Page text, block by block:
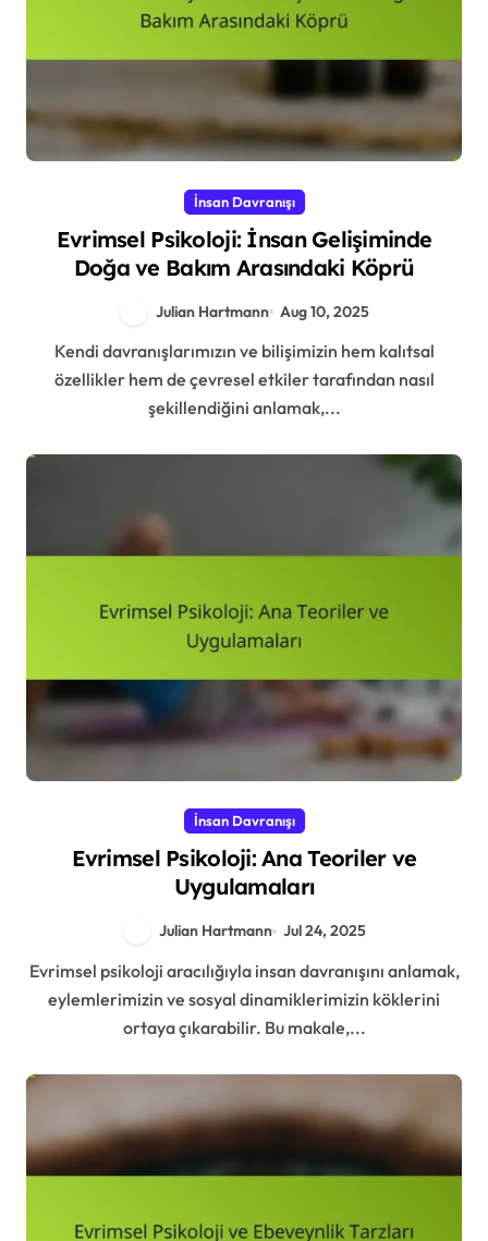
İnsan Davranışı
Evrimsel Psikoloji: İnsan Gelişiminde
Doğa ve Bakım Arasındaki Köprü
Julian Hartmann Aug 10, 2025
Kendi davranışlarımızın ve bilişimizin hem kalıtsal
özellikler hem de çevresel etkiler tarafından nasıl
şekillendiğini anlamak,...
İnsan Davranışı
Evrimsel Psikoloji: Ana Teoriler ve
Uygulamaları
Julian Hartmann Jul 24, 2025
Evrimsel psikoloji aracılığıyla insan davranışını anlamak,
eylemlerimizin ve sosyal dinamiklerimizin köklerini
ortaya çıkarabilir. Bu makale,...